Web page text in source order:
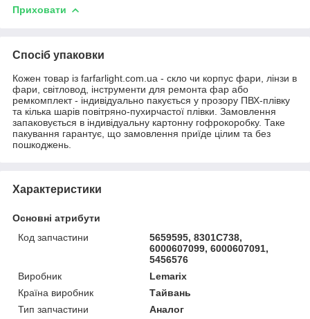
Приховати
Спосіб упаковки
Кожен товар із farfarlight.com.ua - скло чи корпус фари, лінзи в
фари, світловод, інструменти для ремонта фар або
ремкомплект - індивідуально пакується у прозору ПВХ-плівку
та кілька шарів повітряно-пухирчастої плівки. Замовлення
запаковується в індивідуальну картонну гофрокоробку. Таке
пакування гарантує, що замовлення приїде цілим та без
пошкоджень.
Характеристики
Основні атрибути
Код запчастини
5659595, 8301C738,
6000607099, 6000607091,
5456576
Виробник
Lemarix
Країна виробник
Тайвань
Тип запчастини
Аналог